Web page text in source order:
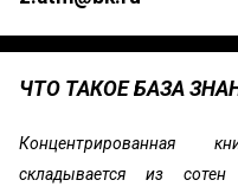
ЧТО ТАКОЕ БАЗА
Концентрированная
складывается из